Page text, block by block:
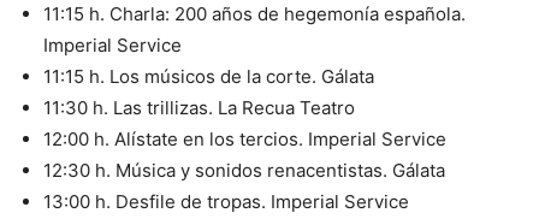
11:15 h. Charla: 200 años de hegemonía española.
Imperial Service
11:15 h. Los músicos de la corte. Gálata
11:30 h. Las trillizas. La Recua Teatro
12:00 h. Alístate en los tercios. Imperial Service
12:30 h. Música y sonidos renacentistas. Gálata
13:00 h. Desfile de tropas. Imperial Service